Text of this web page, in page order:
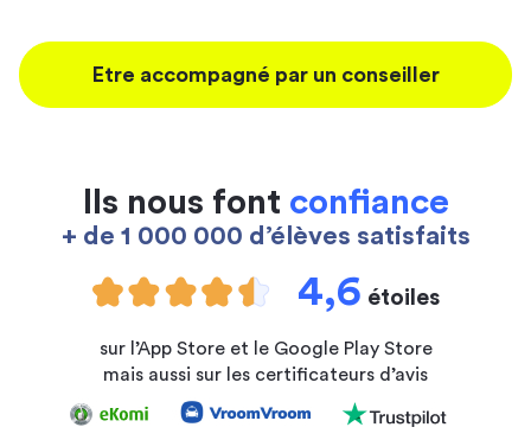
Etre accompagné par un conseiller
Ils nous font confiance
+ de 1 000 000 d’élèves satisfaits
4,6 étoiles
sur l’App Store et le Google Play Store
mais aussi sur les certificateurs d’avis